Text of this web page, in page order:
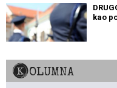
kao
KOLUMNA